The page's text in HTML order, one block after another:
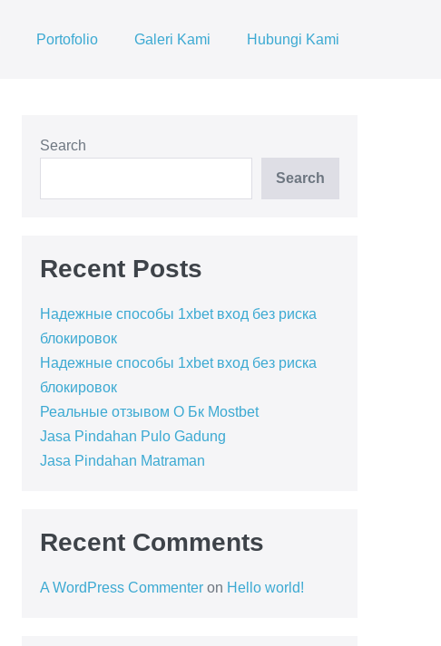
Portofolio Galeri Kami Hubungi Kami
Search
Search
Recent Posts
Надежные способы 1xbet вход без риска
блокировок
Надежные способы 1xbet вход без риска
блокировок
Реальные отзывом О Бк Mostbet
Jasa Pindahan Pulo Gadung
Jasa Pindahan Matraman
Recent Comments
A WordPress Commenteron Hello world!